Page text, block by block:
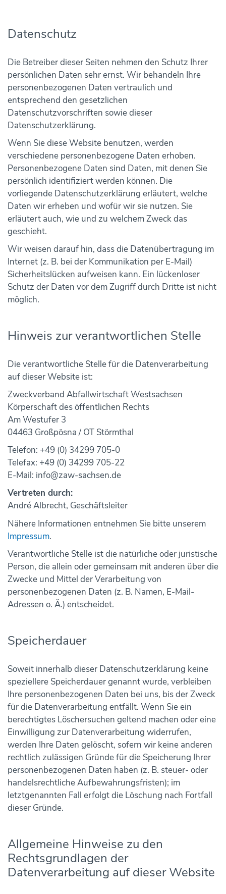
Datenschutz
Die Betreiber dieser Seiten nehmen den Schutz Ihrer
persönlichen Daten sehr ernst. Wir behandeln Ihre
personenbezogenen Daten vertraulich und
entsprechend den gesetzlichen
Datenschutzvorschriften sowie dieser
Datenschutzerklärung.
Wenn Sie diese Website benutzen, werden
verschiedene personenbezogene Daten erhoben.
Personenbezogene Daten sind Daten, mit denen Sie
persönlich identifiziert werden können. Die
vorliegende Datenschutzerklärung erläutert, welche
Daten wir erheben und wofür wir sie nutzen. Sie
erläutert auch, wie und zu welchem Zweck das
geschieht.
Wir weisen darauf hin, dass die Datenübertragung im
Internet (z. B. bei der Kommunikation per E-Mail)
Sicherheitslücken aufweisen kann. Ein lückenloser
Schutz der Daten vor dem Zugriff durch Dritte ist nicht
möglich.
Hinweis zur verantwortlichen Stelle
Die verantwortliche Stelle für die Datenverarbeitung
auf dieser Website ist:
Zweckverband Abfallwirtschaft Westsachsen
Körperschaft des öffentlichen Rechts
Am Westufer 3
04463 Großpösna / OT Störmthal
Telefon: +49 (0) 34299 705-0
Telefax: +49 (0) 34299 705-22
E-Mail: info@zaw-sachsen.de
Vertreten durch:
André Albrecht, Geschäftsleiter
Nähere Informationen entnehmen Sie bitte unserem
Impressum.
Verantwortliche Stelle ist die natürliche oder juristische
Person, die allein oder gemeinsam mit anderen über die
Zwecke und Mittel der Verarbeitung von
personenbezogenen Daten (z. B. Namen, E-Mail-
Adressen o. Ä.) entscheidet.
Speicherdauer
Soweit innerhalb dieser Datenschutzerklärung keine
speziellere Speicherdauer genannt wurde, verbleiben
Ihre personenbezogenen Daten bei uns, bis der Zweck
für die Datenverarbeitung entfällt. Wenn Sie ein
berechtigtes Löschersuchen geltend machen oder eine
Einwilligung zur Datenverarbeitung widerrufen,
werden Ihre Daten gelöscht, sofern wir keine anderen
rechtlich zulässigen Gründe für die Speicherung Ihrer
personenbezogenen Daten haben (z. B. steuer- oder
handelsrechtliche Aufbewahrungsfristen); im
letztgenannten Fall erfolgt die Löschung nach Fortfall
dieser Gründe.
Allgemeine Hinweise zu den
Rechtsgrundlagen der
Datenverarbeitung auf dieser Website